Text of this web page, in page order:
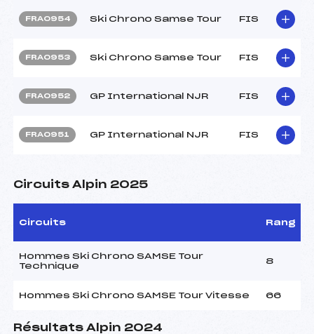
FRA0954 Ski Chrono Samse Tour FIS
FRA0953 Ski Chrono Samse Tour FIS
FRA0952 GP International NJR FIS
FRA0951 GP International NJR FIS
Circuits Alpin 2025
Circuits Rang
Hommes Ski Chrono SAMSE Tour
Technique
8
Hommes Ski Chrono SAMSE Tour Vitesse 66
Résultats Alpin 2024